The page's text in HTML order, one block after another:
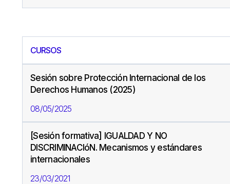
CURSOS
Sesión sobre Protección Internacional de los
Derechos Humanos (2025)
08/05/2025
[Sesión formativa] IGUALDAD Y NO
DISCRIMINACIóN. Mecanismos y estándares
internacionales
23/03/2021